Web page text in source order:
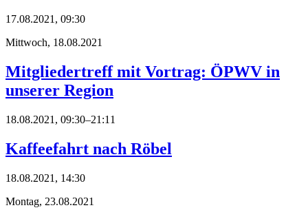
17.08.2021, 09:30
Mittwoch, 18.08.2021
Mitgliedertreff mit Vortrag: ÖPWV in
unserer Region
18.08.2021, 09:30–21:11
Kaffeefahrt nach Röbel
18.08.2021, 14:30
Montag, 23.08.2021